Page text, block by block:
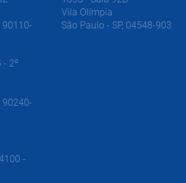
90110-
- 2º
90240-
-
Vila Olímpia
São Paulo - SP, 04548-903